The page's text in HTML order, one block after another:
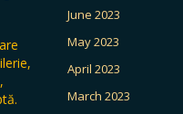
June 2023
May 2023
April 2023
March 2023